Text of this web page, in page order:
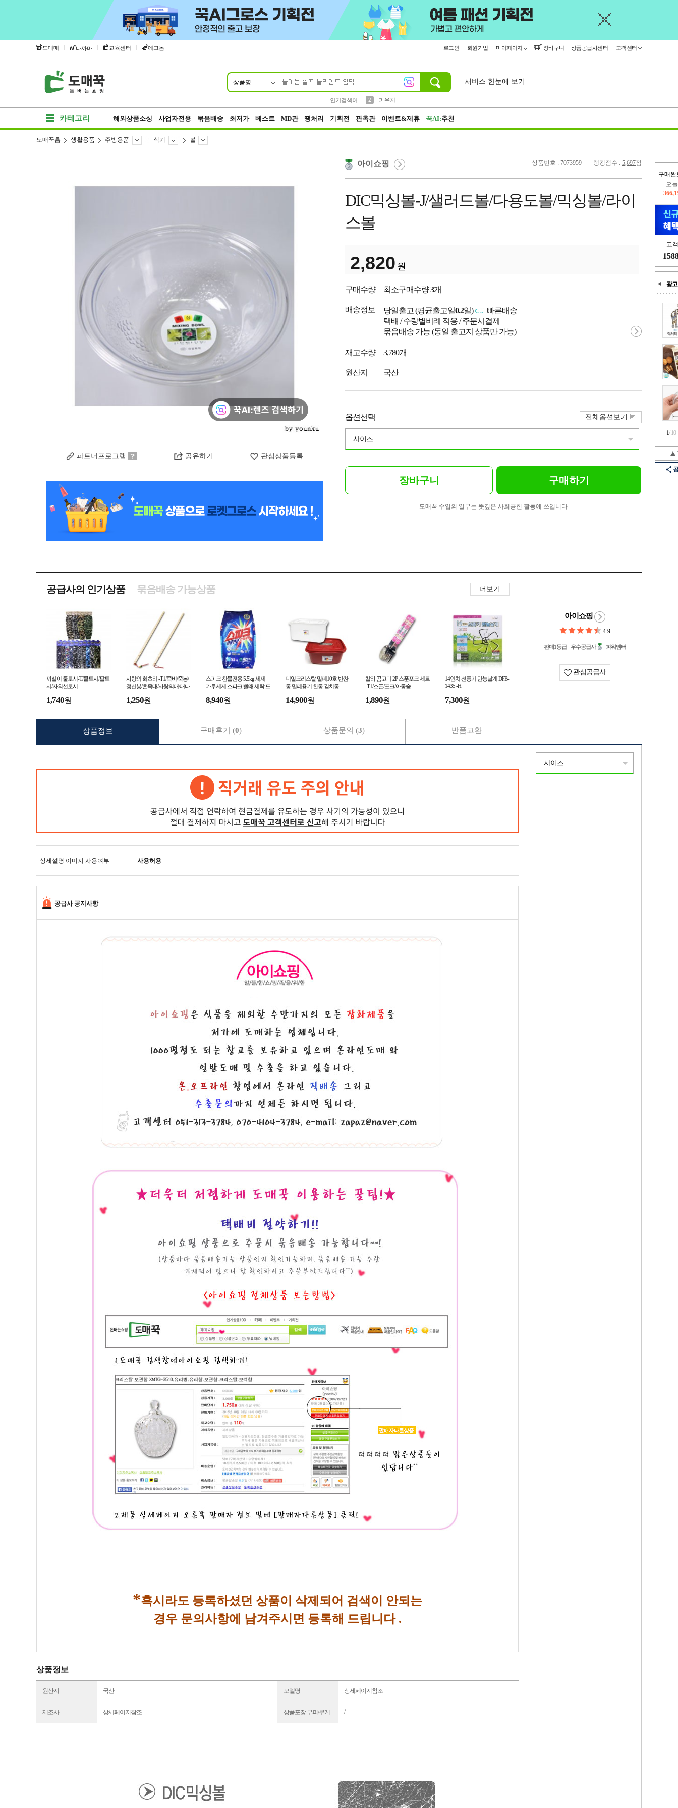
도매매 | 나까마 | 교육센터 | 에그돔 로그인 회원가입 마이페이지 장바구니 상품공급사센터 고객센터
상품명
인기검색어
2
파우치
서비스 한눈에 보기
카테고리 해외상품소싱 사업자전용 묶음배송 최저가 베스트 MD관 땡처리 기획전 판촉관 이벤트&제휴 꾹AI:추천
구매완
오
고
광고
1/10
도매꾹홈 생활용품 주방용품 식기 볼
파트너프로그램 공유하기 관심상품등록
상품번호 : 7073959 랭킹점수 : 5,697점
아이쇼핑
DIC믹싱볼-J/샐러드볼/다용도볼/믹싱볼/라이
스볼
2,820 원
구매수량 최소구매수량3개
배송정보 당일출고 (평균출고일0.2일)
빠른배송
택배 / 수량별비례 적용 / 주문시결제
묶음배송 가능 (동일 출고지 상품만 가능)
재고수량 3,780개
원산지 국산
옵션선택
사이즈
전체옵션보기
장바구니 구매하기
도매꾹 수입의 일부는 뜻깊은 사회공헌 활동에 쓰입니다
공급사의 인기상품 더보기
묶음배송 가능상품
까실이 쿨토시-T/쿨토시/팔토
시/자외선토시
1,740원
사랑의 회초리 -T1/죽비/죽봉/
정신봉/훈육대/사랑의매/대나
송료인하
1,250원
스파크 찬물전용 5.5kg 세제
가루세제 스파크 빨래 세탁 드
제 찬물세제-TJ
8,940원
대일크리스탈 밀폐10호 반찬
통 밀폐용기 찬통 김치통
14,900원
칼라 곰고미 2P 스푼포크 세트
-T1/스푼/포크/아동숟
1,890원
14인치 선풍기 만능날개 DFB-
1435 -H
7,300원
아이쇼핑
4.9
판매1등급 우수공급사 파워멤버
관심공급사
상세설명 이미지 사용여부 사용허용
공급사 공지사항
*혹시라도 등록하셨던 상품이 삭제되어 검색이 안되는
경우 문의사항에 남겨주시면 등록해 드립니다 .
상품정보
원산지 국산 모델명 상세페이지참조
제조사 상세페이지참조 상품포장 부피/무게 /
상품정보 구매후기 (0) 상품문의 (3) 반품교환
사이즈